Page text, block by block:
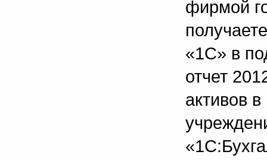
фирмой
«1С» в
отчет
активов